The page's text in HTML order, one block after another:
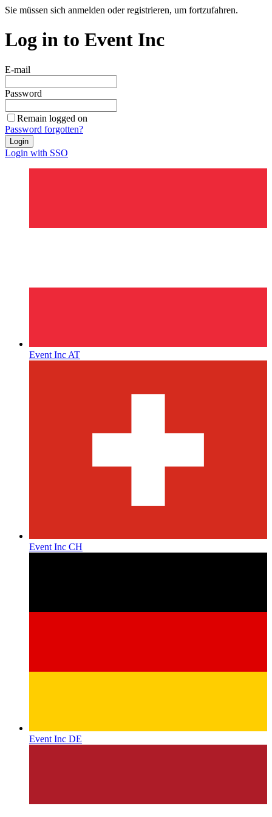
Sie müssen sich anmelden oder registrieren, um fortzufahren.
Log in to Event Inc
E-mail
Password
Remain logged on
Password forgotten?
Login
Login with SSO
Event Inc AT
Event Inc CH
Event Inc DE